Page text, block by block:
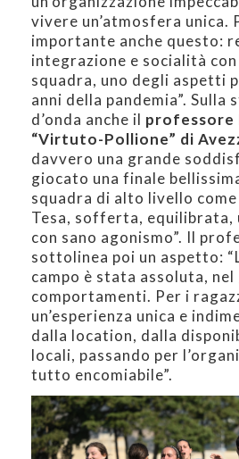
vivere un’atmosfera unica.
importante anche questo:
integrazione e socialità
squadra, uno degli aspetti
anni della pandemia”. Sulla
d’onda anche il professore
“Virtuto-Pollione” di
davvero una grande
giocato una finale
squadra di alto livello
Tesa, sofferta, equilibrata,
con sano agonismo”. Il
sottolinea poi un aspetto:
campo è stata assoluta, nel
comportamenti. Per i
un’esperienza unica e
dalla location, dalla
locali, passando per
tutto encomiabile”.